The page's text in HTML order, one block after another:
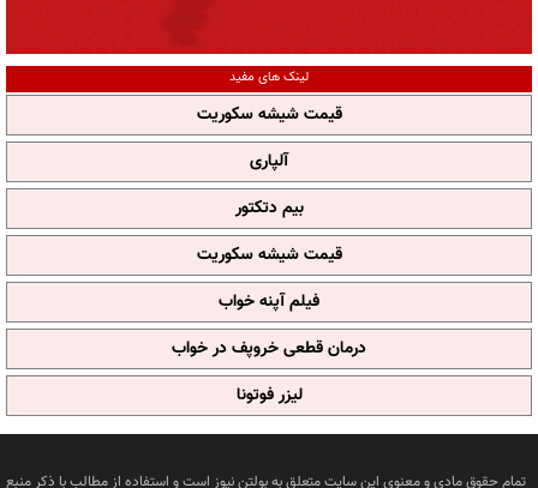
لینک های مفید
قیمت شیشه سکوریت
آلپاری
بیم دتکتور
قیمت شیشه سکوریت
فیلم آپنه خواب
درمان قطعی خروپف در خواب
لیزر فوتونا
تمام حقوق مادی و معنوی این سایت متعلق به بولتن نیوز است و استفاده از مطالب با ذکر منبع